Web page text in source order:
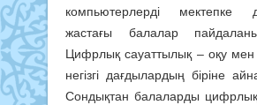
компьютерлерді мектепке
жастағы балалар
Цифрлық сауаттылық – оқу мен
негізгі дағдылардың біріне
Сондықтан балаларды